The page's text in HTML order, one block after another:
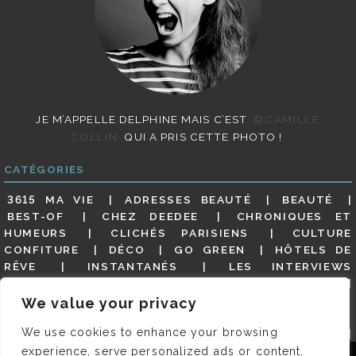
We value your privacy
We use cookies to enhance your browsing
experience, serve personalized ads or content,
JE M’APPELLE DELPHINE MAIS C’EST
©CAMILLE
COLLIN
QUI A PRIS CETTE PHOTO !
CATÉGORIES
3615 MA VIE ADRESSES BEAUTÉ
BEAUTÉ
BEST-OF
CHEZ DEEDEE
CHRONIQUES ET
HUMEURS
CLICHÉS PARISIENS
CULTURE
CONFITURE
DÉCO GO GREEN
HÔTELS DE
RÊVE
INSTANTANÉS
LES INTERVIEWS
MES ADRESSES
MODE NON CLASSÉ
GUIDE
PARIS EN PHOTOS
RESTAURANTS
REVUE DE PRESSE DÉTAILLÉE, SIOU PLAIT